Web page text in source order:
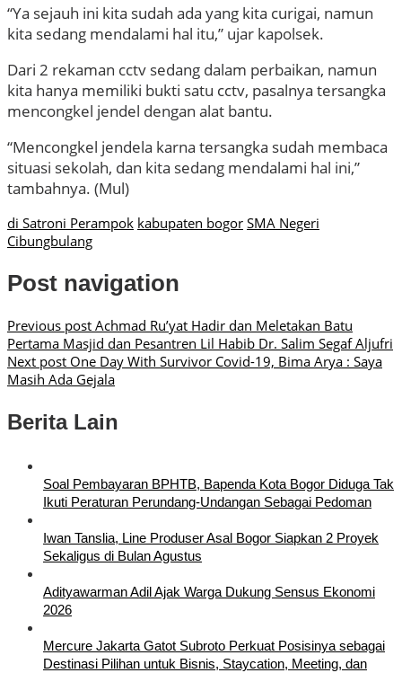
“Ya sejauh ini kita sudah ada yang kita curigai, namun
kita sedang mendalami hal itu,” ujar kapolsek.
Dari 2 rekaman cctv sedang dalam perbaikan, namun
kita hanya memiliki bukti satu cctv, pasalnya tersangka
mencongkel jendel dengan alat bantu.
“Mencongkel jendela karna tersangka sudah membaca
situasi sekolah, dan kita sedang mendalami hal ini,”
tambahnya. (Mul)
di Satroni Perampok kabupaten bogor SMA Negeri
Cibungbulang
Post navigation
Previous post Achmad Ru’yat Hadir dan Meletakan Batu
Pertama Masjid dan Pesantren Lil Habib Dr. Salim Segaf Aljufri
Next post One Day With Survivor Covid-19, Bima Arya : Saya
Masih Ada Gejala
Berita Lain
Soal Pembayaran BPHTB, Bapenda Kota Bogor Diduga Tak
Ikuti Peraturan Perundang-Undangan Sebagai Pedoman
Iwan Tanslia, Line Produser Asal Bogor Siapkan 2 Proyek
Sekaligus di Bulan Agustus
Adityawarman Adil Ajak Warga Dukung Sensus Ekonomi
2026
Mercure Jakarta Gatot Subroto Perkuat Posisinya sebagai
Destinasi Pilihan untuk Bisnis, Staycation, Meeting, dan